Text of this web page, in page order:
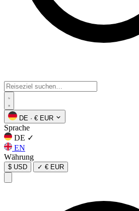
DE · € EUR
Sprache
DE ✓
EN
Währung
$ USD ✓ € EUR